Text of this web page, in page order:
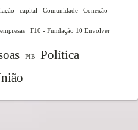
capital Comunidade Conexão
empresas F10 - Fundação 10 Envolver
PIB
Política